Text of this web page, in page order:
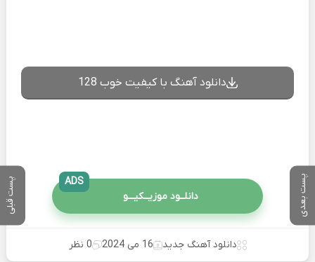
پست بعدی پست قبلی
دانلود آهنگ با کیفیت خوب 128
دانلــود موزیــکیـــو
ADS
دانلود آهنگ جدید 16 می 2024 0 نظر